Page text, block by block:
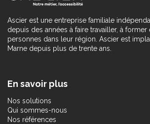
Ascier est une entreprise familiale
depuis des années à faire travailler, à former
personnes dans leur région. Ascier est
Marne depuis plus de trente ans.
En savoir plus
Nos solutions
Qui sommes-nous
Nos références